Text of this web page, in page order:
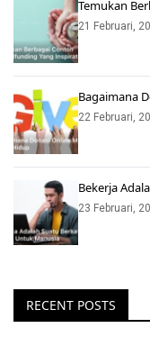
Temukan
21 Februari,
Bagaimana
22 Februari,
Bekerja
23 Februari,
RECENT POSTS